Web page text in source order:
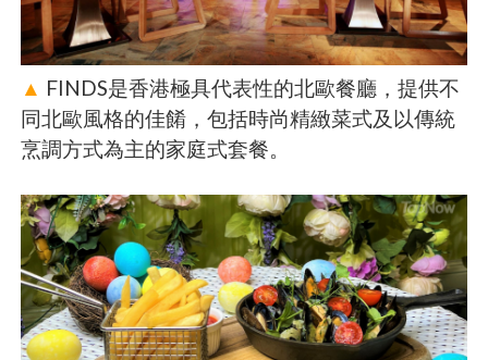
▲ FINDS是香港極具代表性的北歐餐廳，提供不
同北歐風格的佳餚，包括時尚精緻菜式及以傳統
烹調方式為主的家庭式套餐。